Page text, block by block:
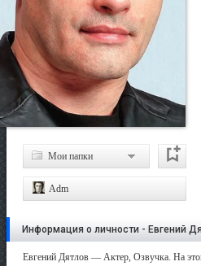
Мои папки
Adm
Информация о личности - Евгений
Евгений Дятлов — Актер, Озвучка. На